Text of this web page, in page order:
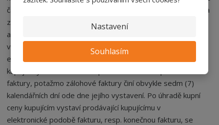
Nastavení
Souhlasím
částky na účet prodávajícího. Platba bude kupujícím činěna na
základě elektronické pro-forma faktury (výzvy k platbě)
anebo dle volby prodávajícího zálohové faktury
vystavené prodávajícím a zaslané kupujícímu na
elektronickou adresu, kterou uvedl v objednávce, s čímž
kupující výslovně souhlasí. Splatnost takovéto pro-forma
faktury, potažmo zálohové faktury činí obvykle sedm (7)
kalendářních dní ode dne jejího vystavení. Po úhradě kupní
ceny kupujícím vystaví prodávající kupujícímu v
elektronické podobě fakturu, resp. konečnou fakturu, se